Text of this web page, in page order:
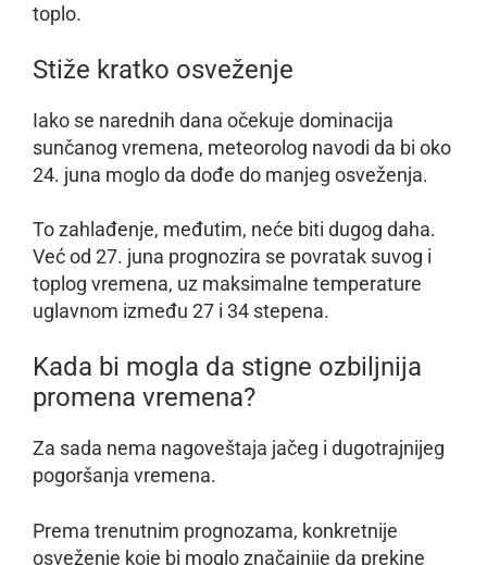
toplo.
Stiže kratko osveženje
Iako se narednih dana očekuje dominacija
sunčanog vremena, meteorolog navodi da bi oko
24. juna moglo da dođe do manjeg osveženja.
To zahlađenje, međutim, neće biti dugog daha.
Već od 27. juna prognozira se povratak suvog i
toplog vremena, uz maksimalne temperature
uglavnom između 27 i 34 stepena.
Kada bi mogla da stigne ozbiljnija
promena vremena?
Za sada nema nagoveštaja jačeg i dugotrajnijeg
pogoršanja vremena.
Prema trenutnim prognozama, konkretnije
osveženje koje bi moglo značajnije da prekine